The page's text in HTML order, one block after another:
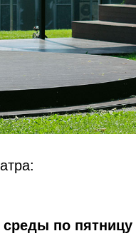
среды по пятницу